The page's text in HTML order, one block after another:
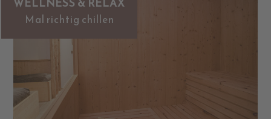
WELLNESS & RELAX
Mal richtig chillen